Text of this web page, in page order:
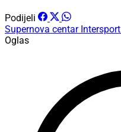
Podijeli
Supernova centar Intersport
Oglas